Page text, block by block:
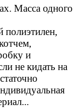
Масса одного
полиэтилен,
и
не кидать на